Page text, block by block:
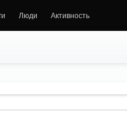
Люди Активность